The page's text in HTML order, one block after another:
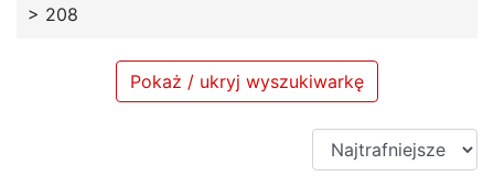
> 208
Pokaż / ukryj wyszukiwarkę